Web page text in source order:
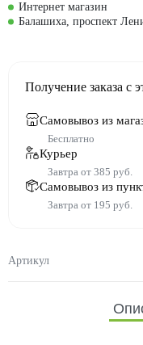
Артикул
Интернет магазин
Балашиха, проспект
Получение заказа с
Самовывоз из
Бесплатно
Курьер
Завтра от 385 руб.
Самовывоз из
Завтра от 195 руб.